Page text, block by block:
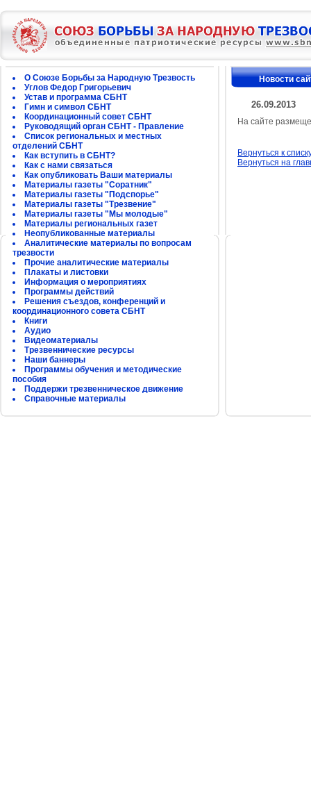
О Союзе Борьбы за Народную Трезвость
Углов Федор Григорьевич
Устав и программа СБНТ
Гимн и символ СБНТ
Координационный совет СБНТ
Руководящий орган СБНТ - Правление
Список региональных и местных
отделений СБНТ
Как вступить в СБНТ?
Как с нами связаться
Как опубликовать Ваши материалы
Материалы газеты "Соратник"
Материалы газеты "Подспорье"
Материалы газеты "Трезвение"
Материалы газеты "Мы молодые"
Материалы региональных газет
Неопубликованные материалы
Аналитические материалы по вопросам
трезвости
Прочие аналитические материалы
Плакаты и листовки
Информация о мероприятиях
Программы действий
Решения съездов, конференций и
координационного совета СБНТ
Книги
Аудио
Видеоматериалы
Трезвеннические ресурсы
Наши баннеры
Программы обучения и методические
пособия
Поддержи трезвенническое движение
Справочные материалы
Новости
26.09.2013
На сайте
Вернуться к
Вернуться на